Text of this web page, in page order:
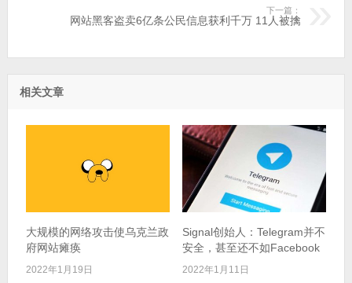
下一篇：
网站黑客盗卖6亿条公民信息获利千万 11人被擒
相关文章
大规模的网络攻击使乌克兰政
府网站瘫痪
2022年1月19日
Signal创始人：Telegram并不
安全，甚至还不如Facebook
2022年1月11日